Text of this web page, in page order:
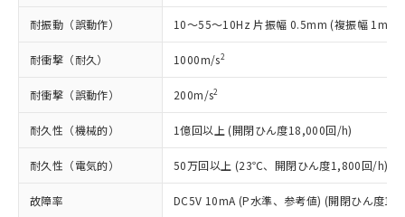
耐振動（誤動作） 10～55～10Hz 片振幅 0.5mm (複振幅 1mm)
耐衝撃（耐久） 1000m/s2
耐衝撃（誤動作） 200m/s2
耐久性（機械的） 1億回以上 (開閉ひん度18,000回/h)
耐久性（電気的） 50万回以上 (23℃、開閉ひん度1,800回/h)
故障率 DC5V 10mA (P水準、参考値) (開閉ひん度
記載している更新日時点での社内デー
タに基づき作成されるものであり、閲
覧された時点での実際の在庫および標
準価格とは異なる場合があることをご
了承ください。
正式な納期状況および標準価格はお客
様のお取引先、またはお客様担当のオ
ムロン制御機器販売店・当社販売員に
オムロン制御機器販売店や当社販売拠
販売ネットワーク
」をご確認
鉛(Pb) 1000ppm以下、 水銀(Hg) 1000ppm以下、 カド
ミウム(Cd) 100ppm以下、
六価クロム(Cr(Ⅵ)) 1000ppm以下、ポリ臭化ビフェニル
類(PBB) 1000ppm以下、ポリ臭化ジフェニルエーテル類
(PBDE) 1000ppm以下、フタル酸ビス(2-エチルヘキシ
ル) (DEHP)(別名：DOP) 1000ppm以下、フタル酸ブチ
（DBP） 1000ppm以下、フタル酸ジイソブチル
(DIBP) 1000ppm以下
但し、RoHS指令で産業用監視および制御機器に対する
適用除外項目は除く。
フタル酸エステル類の４物質については閾値を超える意
*中国RoHS10物質の基準値 (GB/T26572)：
Pb(鉛) :1000ppm、 Hg(水銀) : 1000ppm、 Cd(カドミウ
ム) : 100ppm、
Cr(Ⅵ)(六価クロム) : 1000ppm、 PBBs(ポリ臭化ビフェ
ル類) : 1000ppm、
DBP(フタル酸ジブチル) : 1000ppm、 DIBP(フタル酸ジ
イソブチル) : 1000ppm、 BBP(フタル酸ブチルベンジ
ル) : 1000ppm、
DEHP(フタル酸ビス(2-エチルヘキシル)) : 1000ppm
※2 環境保護使用期限
または国外への提供する場合は、日本
可)を取得するなどの必要な手続きを
とります。
当社は規制貨物を破棄する場合は、完
全に破砕するなど、違法に輸出されな
いよう必要な手段を講じます。
当社は貴社製品を、核兵器、ミサイ
ル、化学兵器、生物兵器またはその他
武器並びにこれらの製造装置等に一切
使用いたしません。
記
○ 一定数以上の在庫あり
△ 一定数には満たないが在庫あり
－
在庫なし(最新の在庫状況につ
いては、お客様のお取引先、ま
たはお客様担当のオムロン制御